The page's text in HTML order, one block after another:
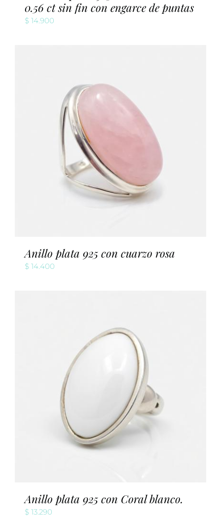
0.56 ct sin fin con engarce de puntas
$ 14.900
Anillo plata 925 con cuarzo rosa
$ 14.400
Anillo plata 925 con Coral blanco.
$ 13.290